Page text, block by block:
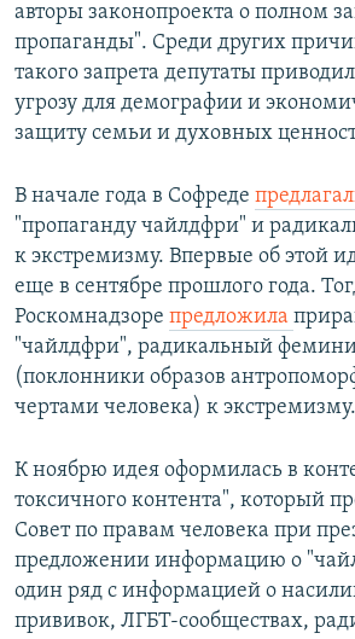
авторы законопроекта о полном
пропаганды". Среди других
такого запрета депутаты
угрозу для демографии и
защиту семьи и духовных
В начале года в Софреде
"пропаганду чайлдфри" и
к экстремизму. Впервые об этой
еще в сентябре прошлого года.
Роскомнадзоре предложила
"чайлдфри", радикальный
(поклонники образов
чертами человека) к экстремизму.
К ноябрю идея оформилась в
токсичного контента", который
Совет по правам человека при
предложении информацию о
один ряд с информацией о
прививок, ЛГБТ-сообществах,